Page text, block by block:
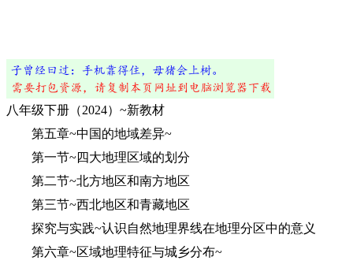
八年级下册（2024）~新教材
第五章~中国的地域差异~
第一节~四大地理区域的划分
第二节~北方地区和南方地区
第三节~西北地区和青藏地区
探究与实践~认识自然地理界线在地理分区中的意义
第六章~区域地理特征与城乡分布~